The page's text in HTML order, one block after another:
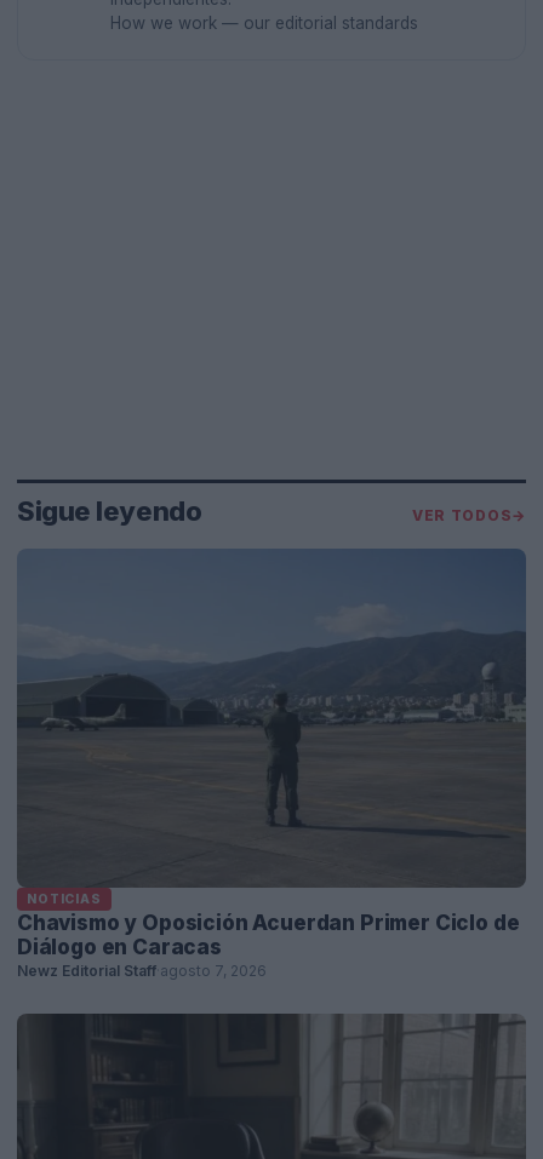
How we work — our editorial standards
Sigue leyendo VER TODOS→
NOTICIAS
Chavismo y Oposición Acuerdan Primer Ciclo de
Diálogo en Caracas
Newz Editorial Staff agosto 7, 2026